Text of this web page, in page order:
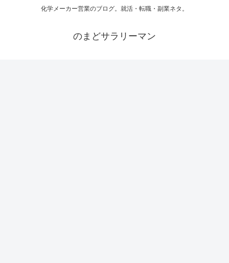
化学メーカー営業のブログ。就活・転職・副業ネタ。
のまどサラリーマン